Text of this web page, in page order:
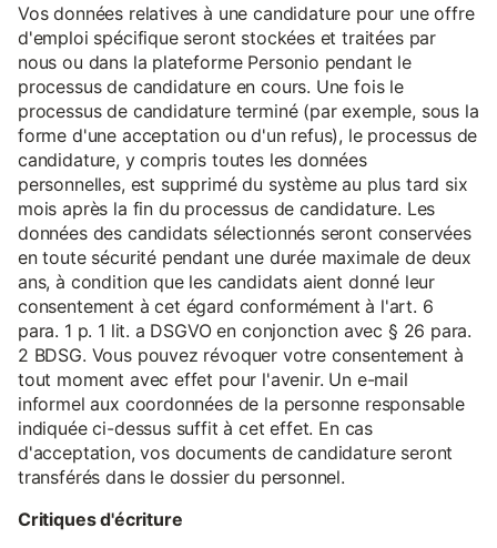
Vos données relatives à une candidature pour une offre
d'emploi spécifique seront stockées et traitées par
nous ou dans la plateforme Personio pendant le
processus de candidature en cours. Une fois le
processus de candidature terminé (par exemple, sous la
forme d'une acceptation ou d'un refus), le processus de
candidature, y compris toutes les données
personnelles, est supprimé du système au plus tard six
mois après la fin du processus de candidature. Les
données des candidats sélectionnés seront conservées
en toute sécurité pendant une durée maximale de deux
ans, à condition que les candidats aient donné leur
consentement à cet égard conformément à l'art. 6
para. 1 p. 1 lit. a DSGVO en conjonction avec § 26 para.
2 BDSG. Vous pouvez révoquer votre consentement à
tout moment avec effet pour l'avenir. Un e-mail
informel aux coordonnées de la personne responsable
indiquée ci-dessus suffit à cet effet. En cas
d'acceptation, vos documents de candidature seront
transférés dans le dossier du personnel.
Critiques d'écriture